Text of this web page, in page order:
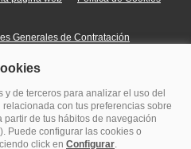
Generales de Contratación
Línea
© Copyright Veturis Travel S.A.
nº I-AV0000879.4 Tel: +34